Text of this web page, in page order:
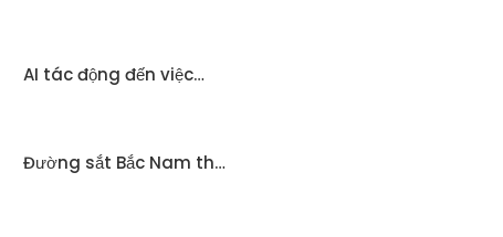
AI tác động đến việc…
Đường sắt Bắc Nam th…